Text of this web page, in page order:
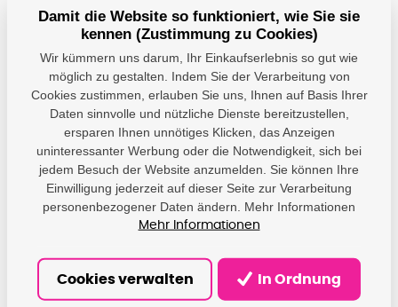
Parameter
Producer
Canon - Canon
Deutschland GMBH;
Europark Fichtenhain A
A10, 47807 Krefeld,
DE;
impressum@canon.de
Kompatible Drucker
Damit die Website so funktioniert, wie Sie sie
kennen (Zustimmung zu Cookies)
Wir kümmern uns darum, Ihr Einkaufserlebnis so gut wie
möglich zu gestalten. Indem Sie der Verarbeitung von
Cookies zustimmen, erlauben Sie uns, Ihnen auf Basis Ihrer
Daten sinnvolle und nützliche Dienste bereitzustellen,
ersparen Ihnen unnötiges Klicken, das Anzeigen
uninteressanter Werbung oder die Notwendigkeit, sich bei
jedem Besuch der Website anzumelden. Sie können Ihre
Einwilligung jederzeit auf dieser Seite zur Verarbeitung
personenbezogener Daten ändern. Mehr Informationen
Mehr Informationen
Cookies verwalten In Ordnung